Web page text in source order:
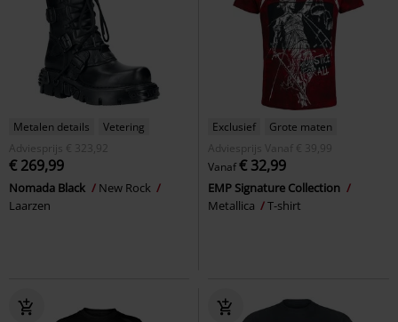
Metalen details
Vetering
Adviesprijs
€ 323,92
€ 269,99
Nomada Black
New Rock
Laarzen
Exclusief
Grote maten
Adviesprijs
Vanaf € 39,99
Vanaf€ 32,99
EMP Signature Collection
Metallica
T-shirt